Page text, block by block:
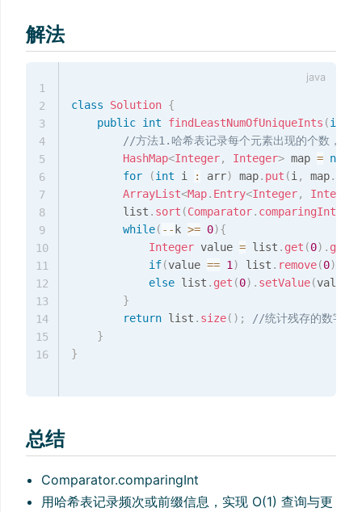
解法
class Solution {
public int findLeastNumOfUniqueInts (int
//方法1.哈希表记录每个元素出现的个数，出
HashMap<Integer, Integer> map = new
for
(int i : arr) map. put (i, map.
ArrayList<Map. Entry<Integer, Integer
        list
. sort (Comparator. comparingInt
while( -- k >= 0){
Integer value = list . get (0) .
if(value == 1) list . remove(0)
else list . get (0) . setValue(value
}
return list . size( ) ;
//统计残存的数字
}
}
1
2
3
4
5
6
7
8
9
10
11
12
13
14
15
16
总结
Comparator.comparingInt
用哈希表记录频次或前缀信息，实现 O(1) 查询与更